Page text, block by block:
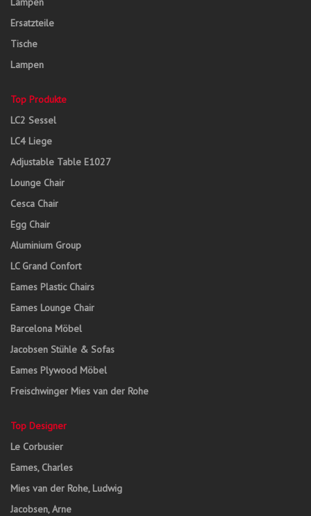
Ersatzteile
Tische
Lampen
Top Produkte
LC2 Sessel
LC4 Liege
Adjustable Table E1027
Lounge Chair
Cesca Chair
Egg Chair
Aluminium Group
LC Grand Confort
Eames Plastic Chairs
Eames Lounge Chair
Barcelona Möbel
Jacobsen Stühle & Sofas
Eames Plywood Möbel
Freischwinger Mies van der Rohe
Top Designer
Le Corbusier
Eames, Charles
Mies van der Rohe, Ludwig
Jacobsen, Arne